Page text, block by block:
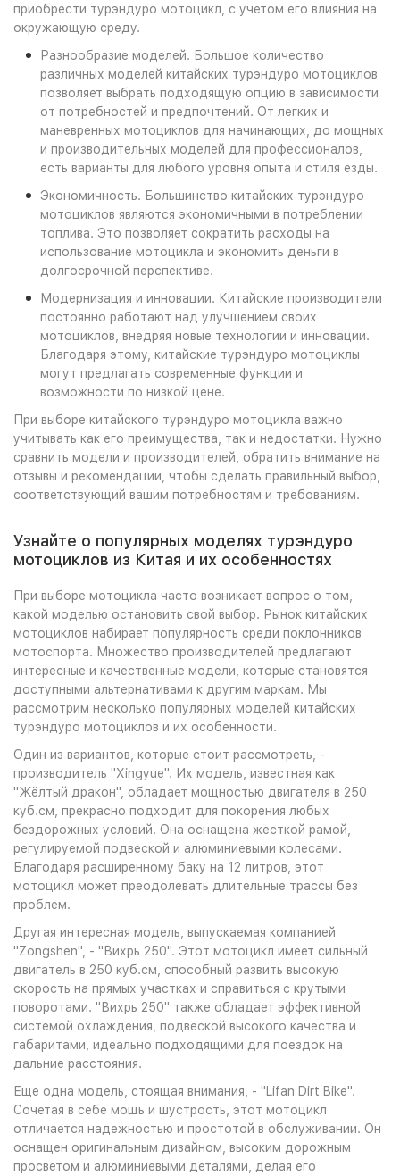
приобрести турэндуро мотоцикл, с учетом его влияния на
окружающую среду.
Разнообразие моделей. Большое количество
различных моделей китайских турэндуро мотоциклов
позволяет выбрать подходящую опцию в зависимости
от потребностей и предпочтений. От легких и
маневренных мотоциклов для начинающих, до мощных
и производительных моделей для профессионалов,
есть варианты для любого уровня опыта и стиля езды.
Экономичность. Большинство китайских турэндуро
мотоциклов являются экономичными в потреблении
топлива. Это позволяет сократить расходы на
использование мотоцикла и экономить деньги в
долгосрочной перспективе.
Модернизация и инновации. Китайские производители
постоянно работают над улучшением своих
мотоциклов, внедряя новые технологии и инновации.
Благодаря этому, китайские турэндуро мотоциклы
могут предлагать современные функции и
возможности по низкой цене.
При выборе китайского турэндуро мотоцикла важно
учитывать как его преимущества, так и недостатки. Нужно
сравнить модели и производителей, обратить внимание на
отзывы и рекомендации, чтобы сделать правильный выбор,
соответствующий вашим потребностям и требованиям.
Узнайте о популярных моделях турэндуро
мотоциклов из Китая и их особенностях
При выборе мотоцикла часто возникает вопрос о том,
какой моделью остановить свой выбор. Рынок китайских
мотоциклов набирает популярность среди поклонников
мотоспорта. Множество производителей предлагают
интересные и качественные модели, которые становятся
доступными альтернативами к другим маркам. Мы
рассмотрим несколько популярных моделей китайских
турэндуро мотоциклов и их особенности.
Один из вариантов, которые стоит рассмотреть, -
производитель "Xingyue". Их модель, известная как
"Жёлтый дракон", обладает мощностью двигателя в 250
куб.см, прекрасно подходит для покорения любых
бездорожных условий. Она оснащена жесткой рамой,
регулируемой подвеской и алюминиевыми колесами.
Благодаря расширенному баку на 12 литров, этот
мотоцикл может преодолевать длительные трассы без
проблем.
Другая интересная модель, выпускаемая компанией
"Zongshen", - "Вихрь 250". Этот мотоцикл имеет сильный
двигатель в 250 куб.см, способный развить высокую
скорость на прямых участках и справиться с крутыми
поворотами. "Вихрь 250" также обладает эффективной
системой охлаждения, подвеской высокого качества и
габаритами, идеально подходящими для поездок на
дальние расстояния.
Еще одна модель, стоящая внимания, - "Lifan Dirt Bike".
Сочетая в себе мощь и шустрость, этот мотоцикл
отличается надежностью и простотой в обслуживании. Он
оснащен оригинальным дизайном, высоким дорожным
просветом и алюминиевыми деталями, делая его